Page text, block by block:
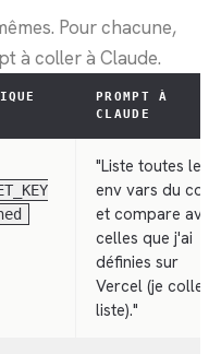
Pour chacune,
à coller à Claude.
PROMPT À
CLAUDE
"Liste toutes les
env vars du
et compare
celles que j'ai
définies sur
Vercel (je colle
liste)."